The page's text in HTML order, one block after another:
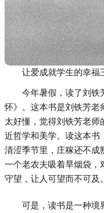
让爱成就学生的幸福
今年暑假，读了刘铁
怀》。这本书是刘铁芳老
太好懂，觉得刘铁芳老
近哲学和美学。读这本书
清涩季节里，庄稼还不成
一个老农夫吸着旱烟袋，
守望，让人可望而不可及。
可是，读书是一种境